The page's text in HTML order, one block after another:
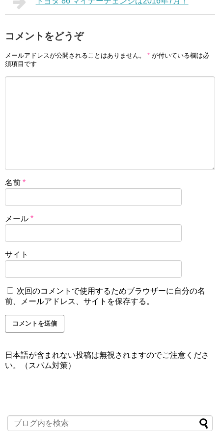
コメントをどうぞ
メールアドレスが公開されることはありません。 * が付いている欄は必
須項目です
名前 *
メール *
サイト
次回のコメントで使用するためブラウザーに自分の名
前、メールアドレス、サイトを保存する。
日本語が含まれない投稿は無視されますのでご注意くださ
い。（スパム対策）